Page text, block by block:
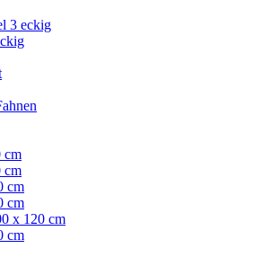
3 eckig
cm
cm
cm
cm
x 120 cm
cm